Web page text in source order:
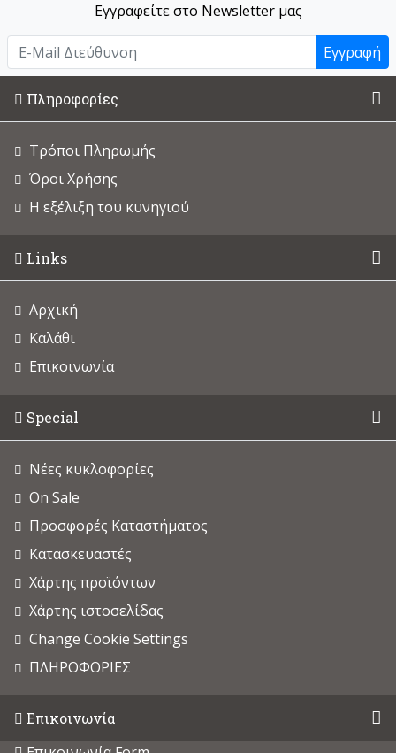
Εγγραφείτε στο Newsletter μας
Εγγραφή
Πληροφορίες
Τρόποι Πληρωμής
Όροι Χρήσης
Η εξέλιξη του κυνηγιού
Links
Αρχική
Καλάθι
Επικοινωνία
Special
Νέες κυκλοφορίες
On Sale
Προσφορές Καταστήματος
Κατασκευαστές
Χάρτης προϊόντων
Χάρτης ιστοσελίδας
Change Cookie Settings
ΠΛΗΡΟΦΟΡΙΕΣ
Επικοινωνία